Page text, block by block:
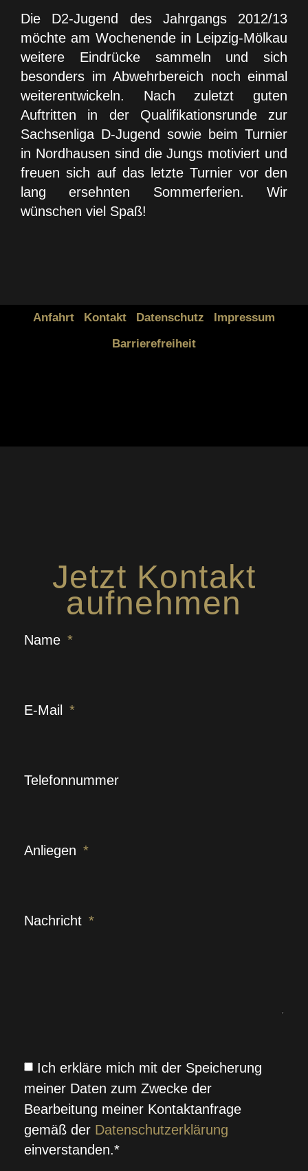
Die D2-Jugend des Jahrgangs 2012/13
möchte am Wochenende in Leipzig-Mölkau
weitere Eindrücke sammeln und sich
besonders im Abwehrbereich noch einmal
weiterentwickeln. Nach zuletzt guten
Auftritten in der Qualifikationsrunde zur
Sachsenliga D-Jugend sowie beim Turnier
in Nordhausen sind die Jungs motiviert und
freuen sich auf das letzte Turnier vor den
lang ersehnten Sommerferien. Wir
wünschen viel Spaß!
Anfahrt Kontakt Datenschutz
Impressum
Barrierefreiheit
Jetzt Kontakt
aufnehmen
Name
E-Mail
Telefonnummer
Anliegen
Nachricht
Ich erkläre mich mit der Speicherung
meiner Daten zum Zwecke der
Bearbeitung meiner Kontaktanfrage
gemäß der Datenschutzerklärung
einverstanden.*